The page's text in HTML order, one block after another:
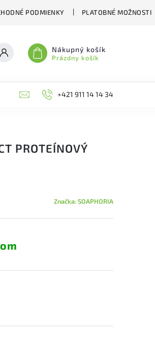
PODMIENKY PLATOBNÉ MOŽNOSTI
Nákupný košík
Prázdny košík
LIEČIVÁ BIOAGENS PLAŠIČE A
+421 911 14 14 34
PROTEÍNOVÝ
Značka:SOAPHORIA